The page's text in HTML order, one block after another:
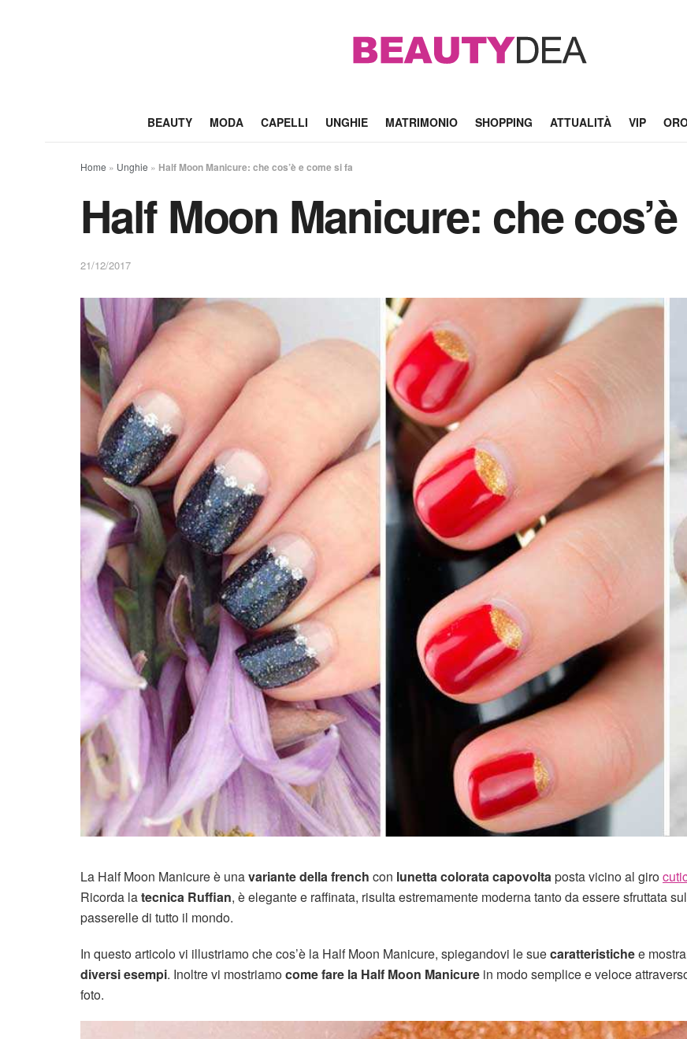
BEAUTY MODA CAPELLI UNGHIE MATRIMONIO SHOPPING ATTUALITÀ VIP
Home » Unghie » Half Moon Manicure: che cos’è e come si fa
Half Moon Manicure: che
21/12/2017
La Half Moon Manicure è unavariante della french con lunetta colorata capovoltaposta vicino al giro
Ricorda latecnica Ruffian, è elegante e raffinata, risulta estremamente moderna tanto da essere sfruttata
passerelle di tutto il mondo.
In questo articolo vi illustriamo che cos’è la Half Moon Manicure, spiegandovi le suecaratteristichee
diversi esempi. Inoltre vi mostriamocome fare la Half Moon Manicure in modo semplice e veloce
foto.